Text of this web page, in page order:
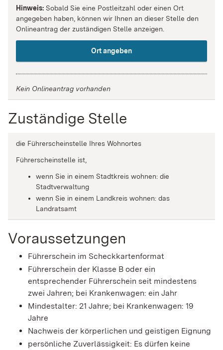
Hinweis: Sobald Sie eine Postleitzahl oder einen Ort
angegeben haben, können wir Ihnen an dieser Stelle den
Onlineantrag der zuständigen Stelle anzeigen.
Ort angeben
Kein Onlineantrag vorhanden
Zuständige Stelle
die Führerscheinstelle Ihres Wohnortes
Führerscheinstelle ist,
wenn Sie in einem Stadtkreis wohnen: die
Stadtverwaltung
wenn Sie in einem Landkreis wohnen: das
Landratsamt
Voraussetzungen
Führerschein im Scheckkartenformat
Führerschein der Klasse B oder ein
entsprechender Führerschein seit mindestens
zwei Jahren; bei Krankenwagen: ein Jahr
Mindestalter: 21 Jahre; bei Krankenwagen: 19
Jahre
Nachweis der körperlichen und geistigen Eignung
persönliche Zuverlässigkeit: Es dürfen keine